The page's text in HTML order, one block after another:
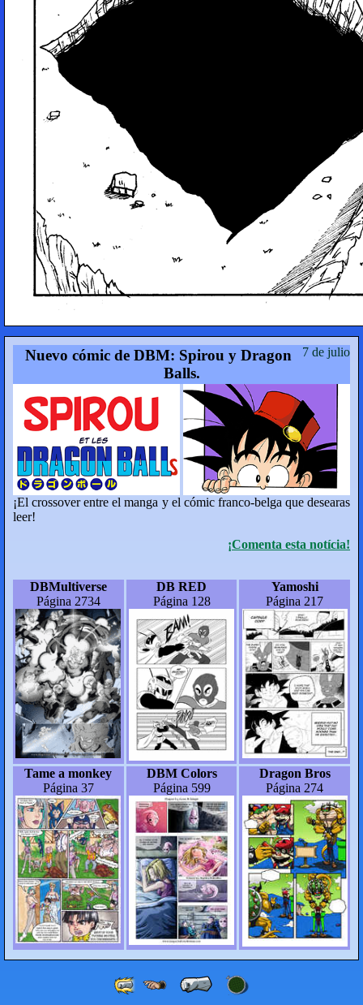
7 de julio
Nuevo cómic de DBM: Spirou y Dragon
Balls.
¡El crossover entre el manga y el cómic franco-belga que desearas
leer!
¡Comenta esta notícia!
DBMultiverse
Página 2734
DB RED
Página 128
Yamoshi
Página 217
Tame a monkey
Página 37
DBM Colors
Página 599
Dragon Bros
Página 274